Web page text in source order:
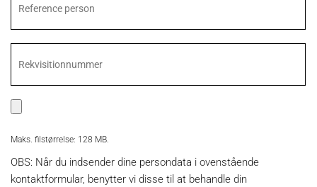
Maks. filstørrelse: 128 MB.
OBS: Når du indsender dine persondata i ovenstående
kontaktformular, benytter vi disse til at behandle din